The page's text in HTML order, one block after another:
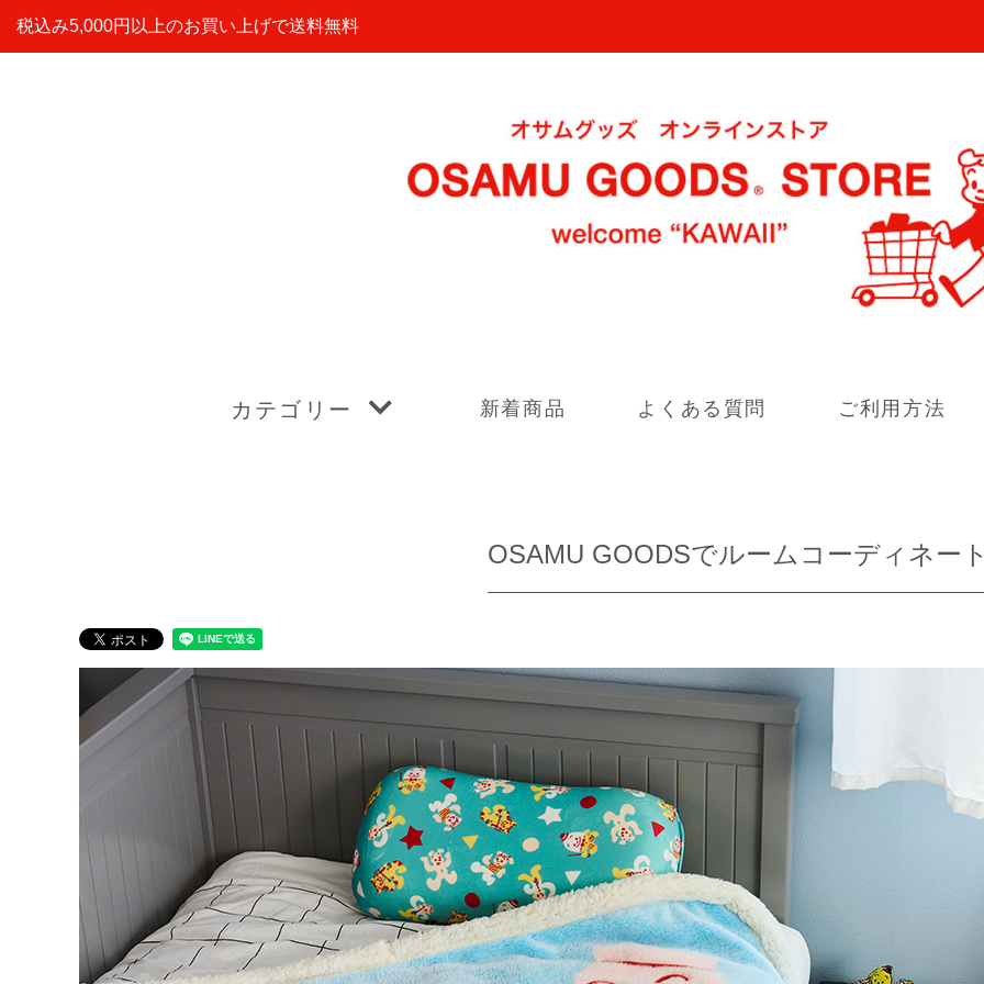
税込み5,000円以上のお買い上げで送料無料
カテゴリー 新着商品 よくある質問 ご利用方法
OSAMU GOODSでルームコーディネー